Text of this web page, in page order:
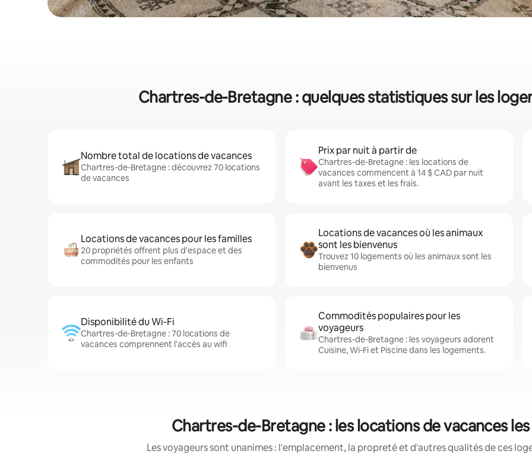
Chartres-de-Bretagne : quelques statistiques sur les
Nombre total de locations de vacances
Chartres-de-Bretagne : découvrez 70 locations
de vacances
Prix par nuit à partir de
Chartres-de-Bretagne : les locations de
vacances commencent à 14 $ CAD par nuit
avant les taxes et les frais.
Locations de vacances pour les familles
20 propriétés offrent plus d'espace et des
commodités pour les enfants
Locations de vacances où les animaux
sont les bienvenus
Trouvez 10 logements où les animaux sont les
bienvenus
Disponibilité du Wi-Fi
Chartres-de-Bretagne : 70 locations de
vacances comprennent l'accès au wifi
Commodités populaires pour les
voyageurs
Chartres-de-Bretagne : les voyageurs adorent
Cuisine, Wi-Fi et Piscine dans les logements.
Chartres-de-Bretagne : les locations de vacances
Les voyageurs sont unanimes : l'emplacement, la propreté et d'autres qualités de ces